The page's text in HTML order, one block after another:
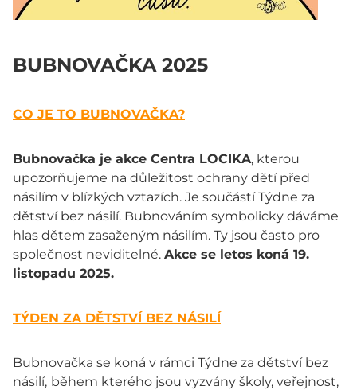
BUBNOVAČKA 2025
CO JE TO BUBNOVAČKA?
Bubnovačka je akce Centra LOCIKA, kterou
upozorňujeme na důležitost ochrany dětí před
násilím v blízkých vztazích. Je součástí Týdne za
dětství bez násilí. Bubnováním symbolicky dáváme
hlas dětem zasaženým násilím. Ty jsou často pro
společnost neviditelné. Akce se letos koná 19.
listopadu 2025.
TÝDEN ZA DĚTSTVÍ BEZ NÁSILÍ
Bubnovačka se koná v rámci Týdne za dětství bez
násilí, během kterého jsou vyzvány školy, veřejnost,